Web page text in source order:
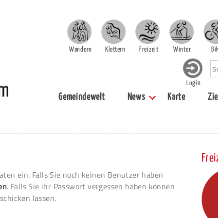
Wandern Klettern Freizeit Winter
Login
Gemeindewelt News Karte
ein. Falls Sie noch keinen Benutzer haben
. Falls Sie ihr Passwort vergessen haben können
lassen.